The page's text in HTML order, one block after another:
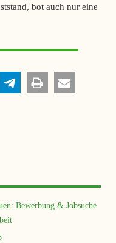
bot auch nur eine
Bewerbung & Jobsuche